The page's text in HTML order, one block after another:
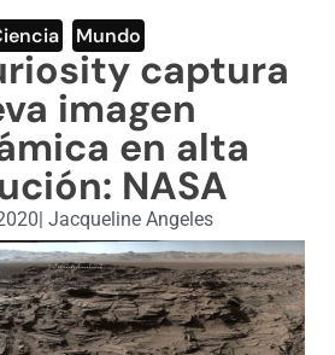
SECTION
VIDEOS
Mundo
captura
imagen
en alta
NASA
| Jacqueline Angeles